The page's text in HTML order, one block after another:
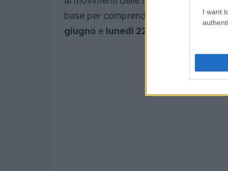
I want
base per comprendere la logica
giugno e lunedì 22 giugno